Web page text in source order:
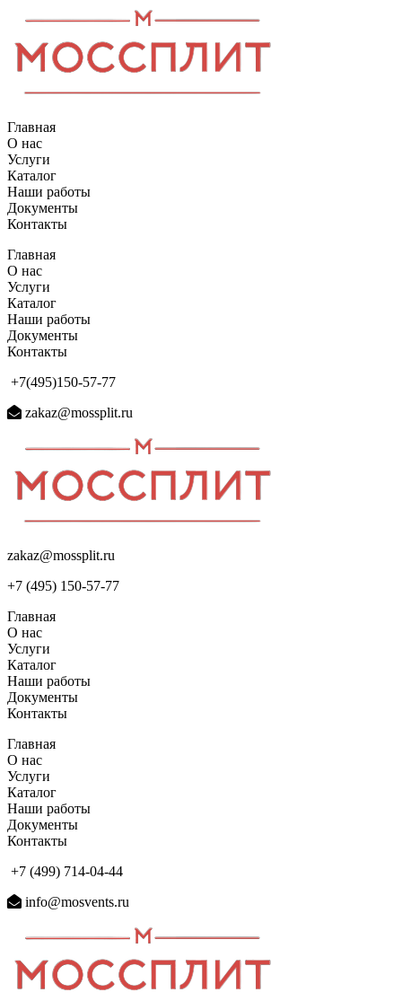
содержимому
Главная
О нас
Услуги
Каталог
Наши работы
Документы
Контакты
Главная
О нас
Услуги
Каталог
Наши работы
Документы
Контакты
+7(495)150-57-77
zakaz@mossplit.ru
zakaz@mossplit.ru
+7 (495) 150-57-77
Главная
О нас
Услуги
Каталог
Наши работы
Документы
Контакты
Главная
О нас
Услуги
Каталог
Наши работы
Документы
Контакты
+7 (499) 714-04-44
info@mosvents.ru